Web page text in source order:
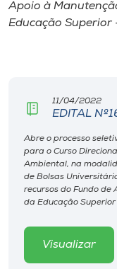
CPA
Editora
Rádio
Museu
Unoesc
Apoio à
Educação Superior
11/04/2022
EDITAL
Abre o processo
para o Curso
Ambiental, na
de Bolsas
recursos do Fundo de
da Educação Superior
Visualizar